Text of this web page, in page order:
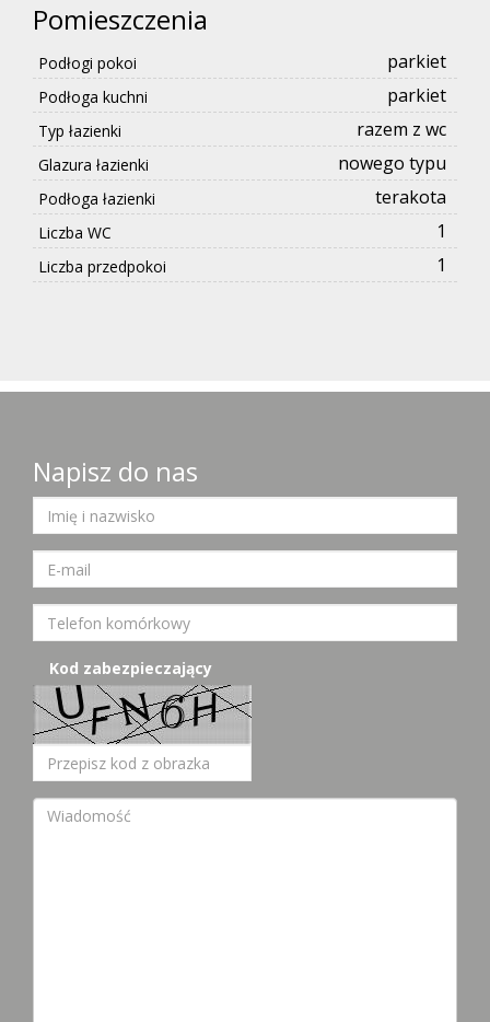
Pomieszczenia
Podłogi pokoi parkiet
Podłoga kuchni parkiet
Typ łazienki razem z wc
Glazura łazienki nowego typu
Podłoga łazienki terakota
Liczba WC 1
Liczba przedpokoi 1
Napisz do nas
Kod zabezpieczający